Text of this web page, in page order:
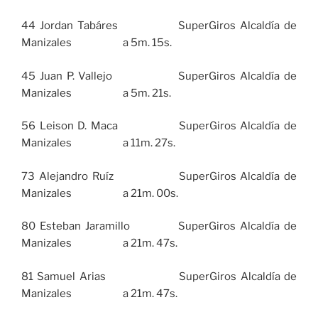
44 Jordan Tabáres SuperGiros Alcaldía de
Manizales a 5m. 15s.
45 Juan P. Vallejo SuperGiros Alcaldía de
Manizales a 5m. 21s.
56 Leison D. Maca SuperGiros Alcaldía de
Manizales a 11m. 27s.
73 Alejandro Ruíz SuperGiros Alcaldía de
Manizales a 21m. 00s.
80 Esteban Jaramillo SuperGiros Alcaldía de
Manizales a 21m. 47s.
81 Samuel Arias SuperGiros Alcaldía de
Manizales a 21m. 47s.